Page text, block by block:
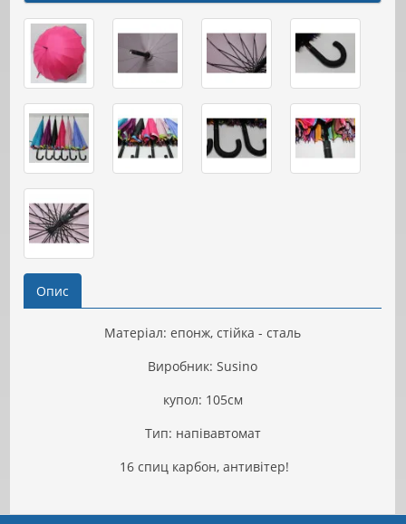
Опис
Матеріал: епонж, стійка - сталь
Виробник: Susino
купол: 105см
Тип: напівавтомат
16 спиц карбон, антивітер!